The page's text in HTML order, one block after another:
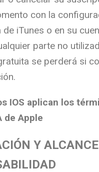
con la
de iTunes o en su
parte no
se perderá si
IOS aplican los
de Apple
Y